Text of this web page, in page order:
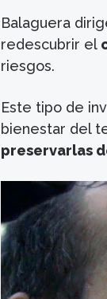
Balaguera
redescubrir el
riesgos.
Este tipo de
bienestar del
preservarlas